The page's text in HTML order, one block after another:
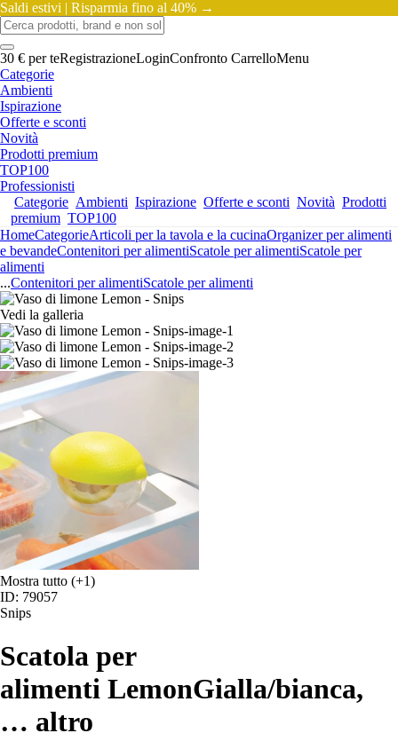
Saldi estivi | Risparmia fino al 40% →
30 € per teRegistrazioneLoginConfronto CarrelloMenu
Categorie
Ambienti
Ispirazione
Offerte e sconti
Novità
Prodotti premium
TOP100
Professionisti
Categorie Ambienti Ispirazione Offerte e sconti Novità Prodotti
premium TOP100
HomeCategorieArticoli per la tavola e la cucinaOrganizer per alimenti
e bevandeContenitori per alimentiScatole per alimentiScatole per
alimenti
...Contenitori per alimentiScatole per alimenti
Vedi la galleria
Mostra tutto (+1)
ID: 79057
Snips
Scatola per
alimenti LemonGialla/bianca,
… altro